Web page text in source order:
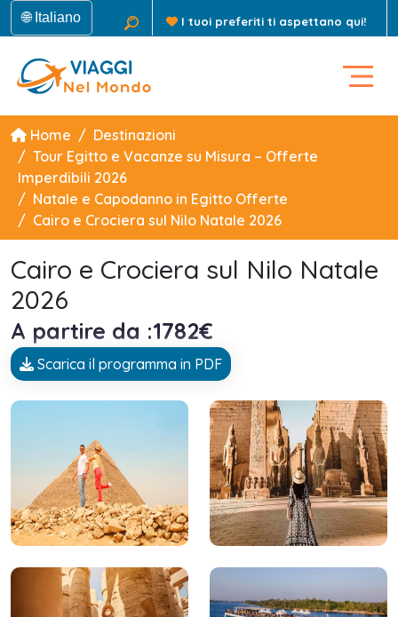
🌐 Italiano I tuoi preferiti ti aspettano qui!
Home
Destinazioni
Tour Egitto e Vacanze su Misura – Offerte
Imperdibili 2026
Natale e Capodanno in Egitto Offerte
Cairo e Crociera sul Nilo Natale 2026
Cairo e Crociera sul Nilo Natale
2026
A partire da :1782€
Scarica il programma in PDF